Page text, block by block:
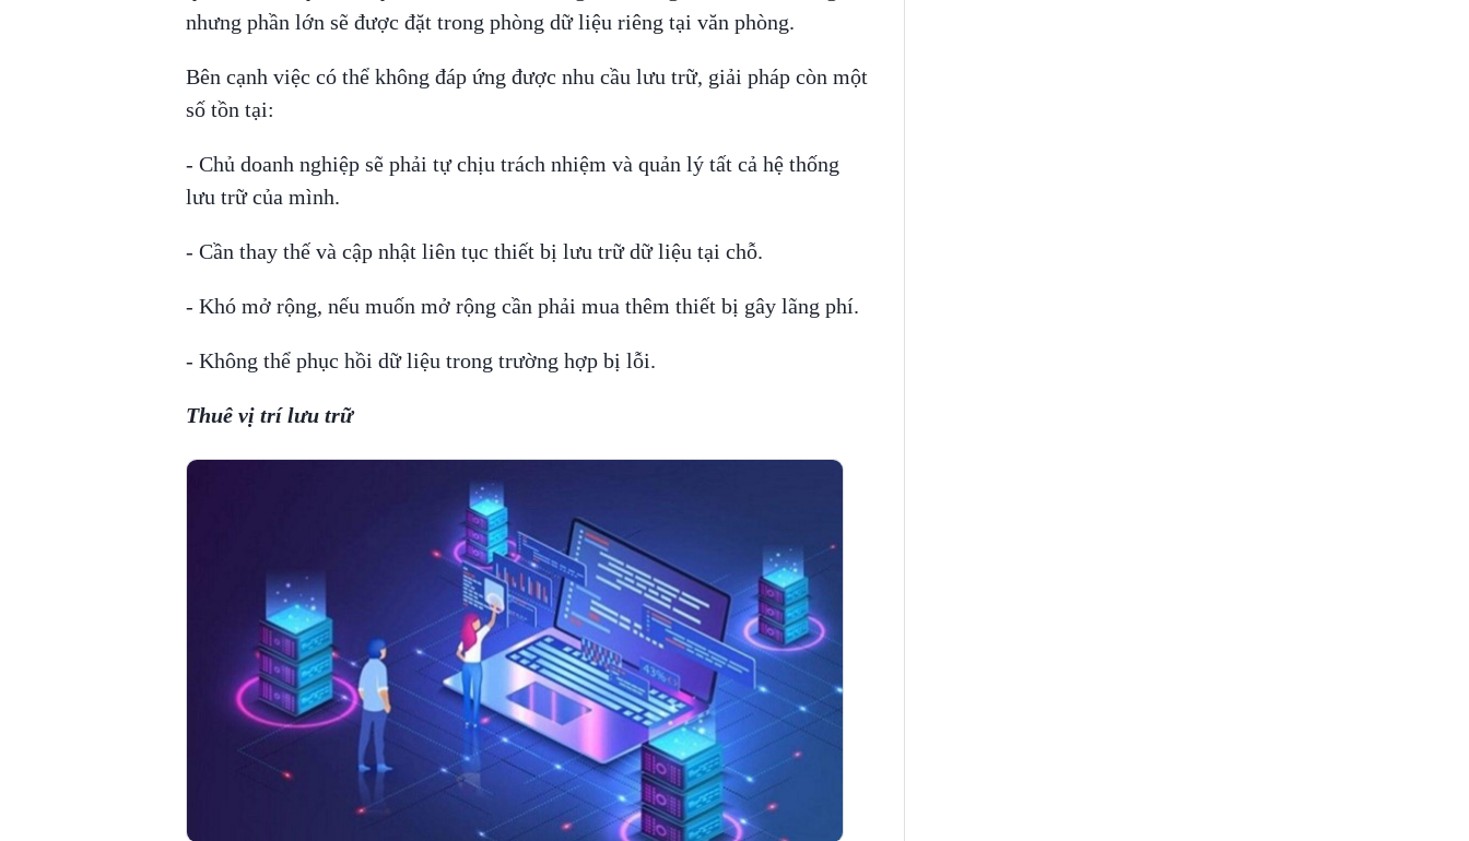
nhưng phần lớn sẽ được đặt trong phòng dữ liệu riêng tại văn phòng.
Bên cạnh việc có thể không đáp ứng được nhu cầu lưu trữ, giải pháp còn một
số tồn tại:
- Chủ doanh nghiệp sẽ phải tự chịu trách nhiệm và quản lý tất cả hệ thống
lưu trữ của mình.
- Cần thay thế và cập nhật liên tục thiết bị lưu trữ dữ liệu tại chỗ.
- Khó mở rộng, nếu muốn mở rộng cần phải mua thêm thiết bị gây lãng phí.
- Không thể phục hồi dữ liệu trong trường hợp bị lỗi.
Thuê vị trí lưu trữ